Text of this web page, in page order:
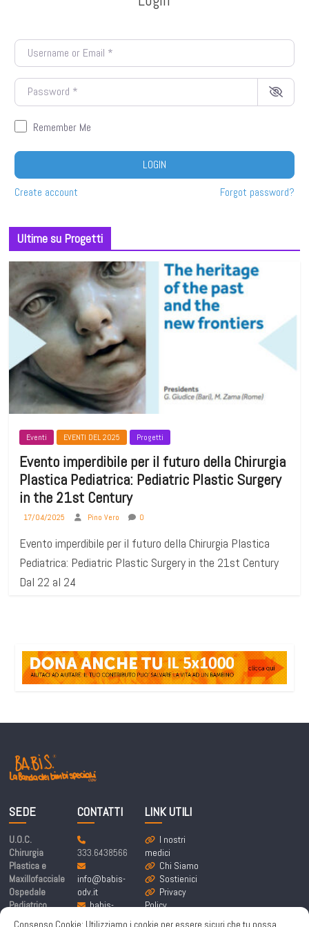
Consenso Cookie: Utilizziamo i cookie per essere sicuri che tu possa
Username or Email
Password
Remember Me
LOGIN
Create account Forgot password?
Ultime su Progetti
Eventi EVENTI DEL 2025 Progetti
Evento imperdibile per il futuro della Chirurgia
Plastica Pediatrica: Pediatric Plastic Surgery
in the 21st Century
17/04/2025 Pino Vero 0
Evento imperdibile per il futuro della Chirurgia Plastica
Pediatrica: Pediatric Plastic Surgery in the 21st Century
Dal 22 al 24
SEDE
U.O.C.
Chirurgia
Plastica e
Maxillofacciale
Ospedale
Pediatrico
Bambino Gesù
CONTATTI
333.6438566
info@babis-
odv.it
babis-
labandadeibim
LINK UTILI
I nostri
medici
Chi Siamo
Sostienici
Privacy
Policy